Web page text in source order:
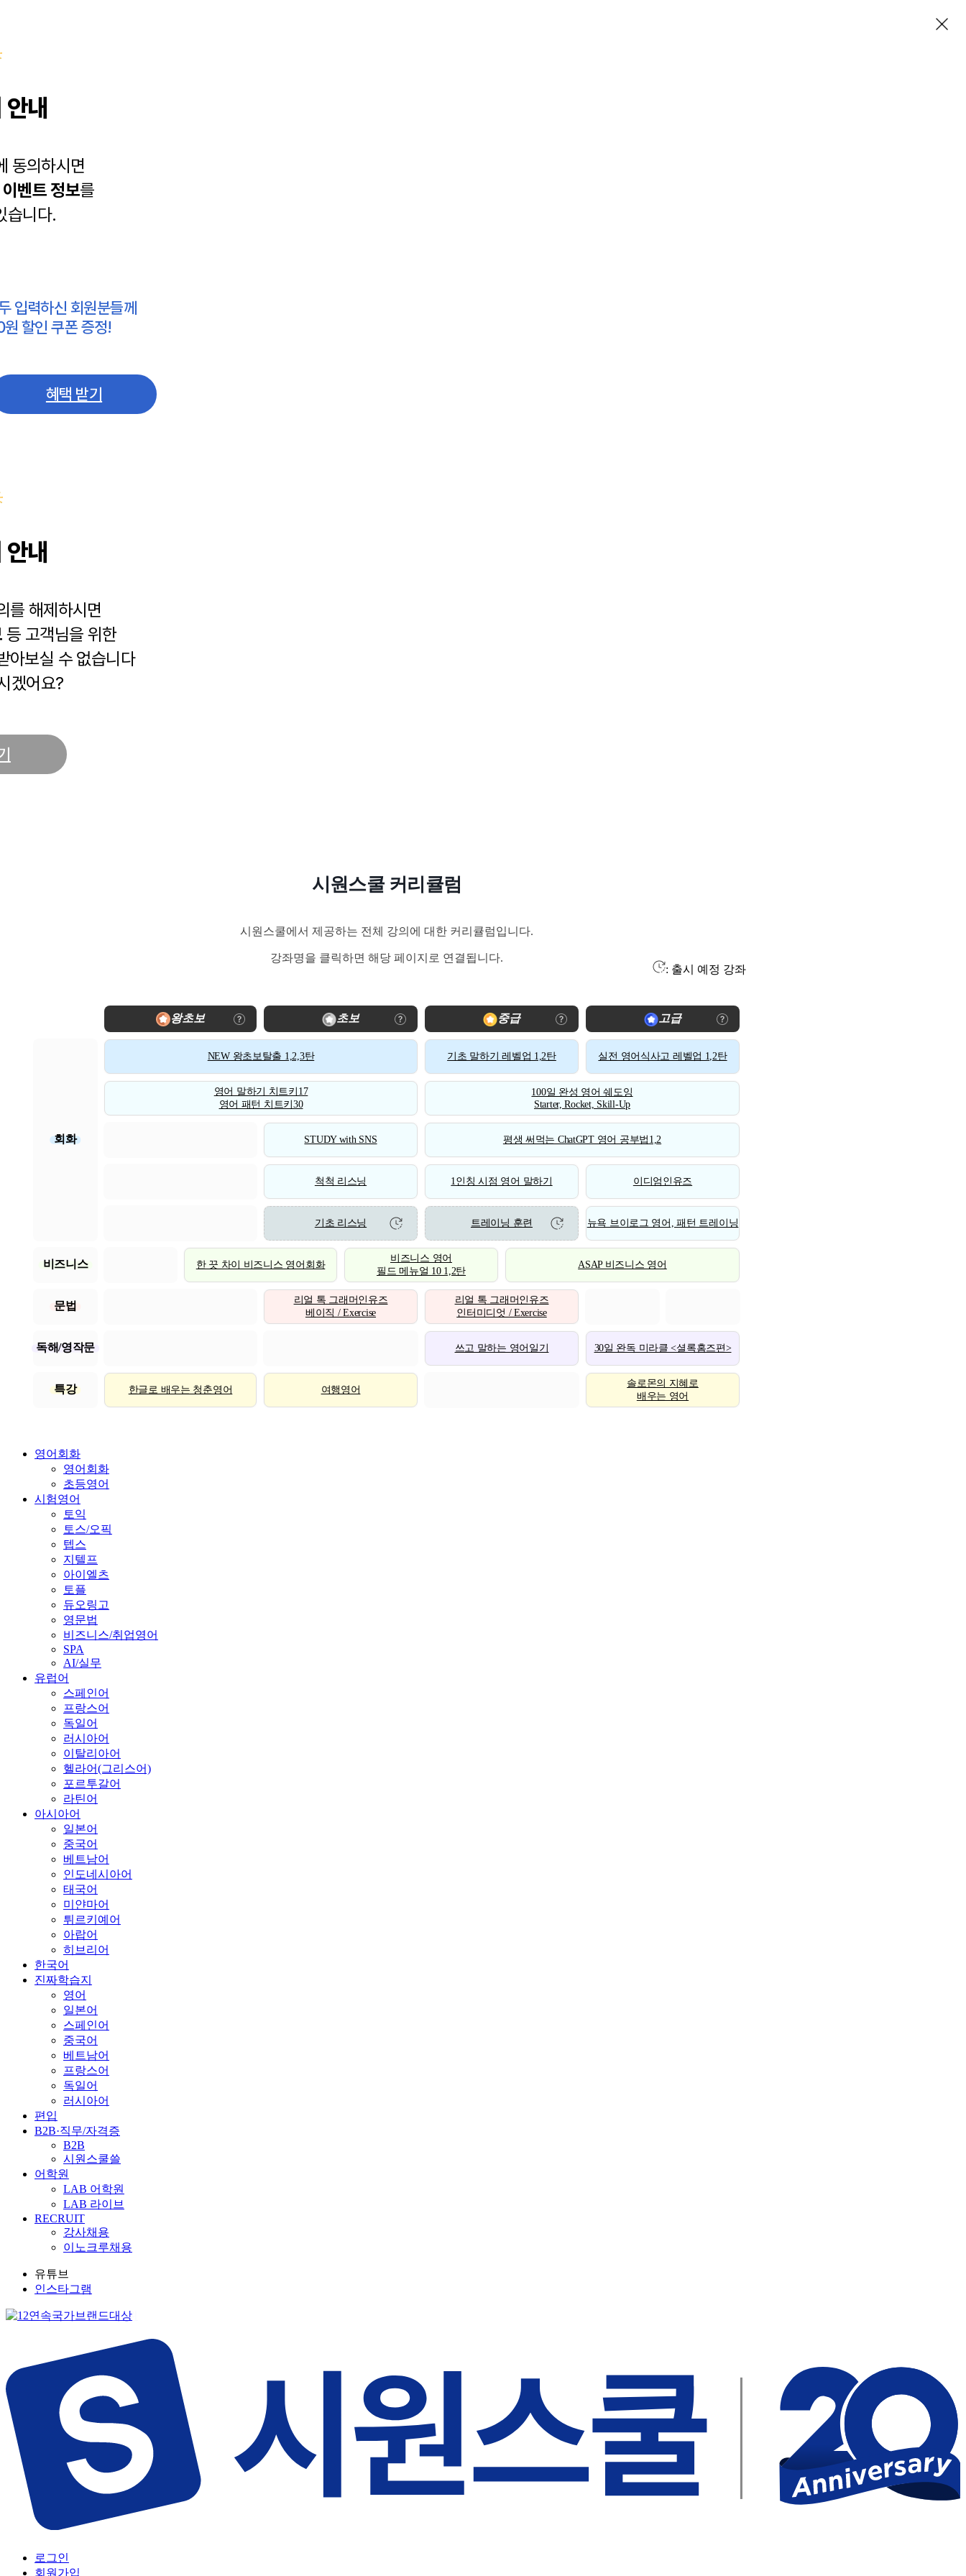
내
동의하시면
이벤트 정보를
습니다.
입력하신 회원분들께
할인 쿠폰 증정!
혜택 받기
내
를 해제하시면
등 고객님을 위한
아보실 수 없습니다
겠어요?
시원스쿨 커리큘럼
시원스쿨에서 제공하는 전체 강의에 대한 커리큘럼입니다.
강좌명을 클릭하면 해당 페이지로 연결됩니다.
: 출시 예정 강좌
왕초보 초보 중급 고급
회화
NEW 왕초보탈출 1,2,3탄 기초 말하기 레벨업 1,2탄 실전 영어식사고 레벨업 1,2탄
영어 말하기 치트키17
영어 패턴 치트키30
100일 완성 영어 쉐도잉
Starter, Rocket, Skill-Up
STUDY with SNS 평생 써먹는 ChatGPT 영어 공부법1,2
척척 리스닝 1인칭 시점 영어 말하기 이디엄인유즈
기초 리스닝 트레이닝 훈련 뉴욕 브이로그 영어, 패턴 트레이닝
비즈니스 한 끗 차이 비즈니스 영어회화
비즈니스 영어
필드 메뉴얼 10 1,2탄
ASAP 비즈니스 영어
문법
리얼 톡 그래머인유즈
베이직 / Exercise
리얼 톡 그래머인유즈
인터미디엇 / Exercise
독해/영작문 쓰고 말하는 영어일기 30일 완독 미라클 <셜록홈즈편>
특강 한글로 배우는 청춘영어 여행영어
솔로몬의 지혜로
배우는 영어
영어회화
영어회화
초등영어
시험영어
토익
토스/오픽
텝스
지텔프
아이엘츠
토플
듀오링고
영문법
비즈니스/취업영어
SPA
AI/실무
유럽어
스페인어
프랑스어
독일어
러시아어
이탈리아어
헬라어(그리스어)
포르투갈어
라틴어
아시아어
일본어
중국어
베트남어
인도네시아어
태국어
미얀마어
튀르키예어
아랍어
히브리어
한국어
진짜학습지
영어
일본어
스페인어
중국어
베트남어
프랑스어
독일어
러시아어
편입
B2B·직무/자격증
B2B
시원스쿨쓸
어학원
LAB 어학원
LAB 라이브
RECRUIT
강사채용
이노크루채용
유튜브
인스타그램
로그인
회원가입